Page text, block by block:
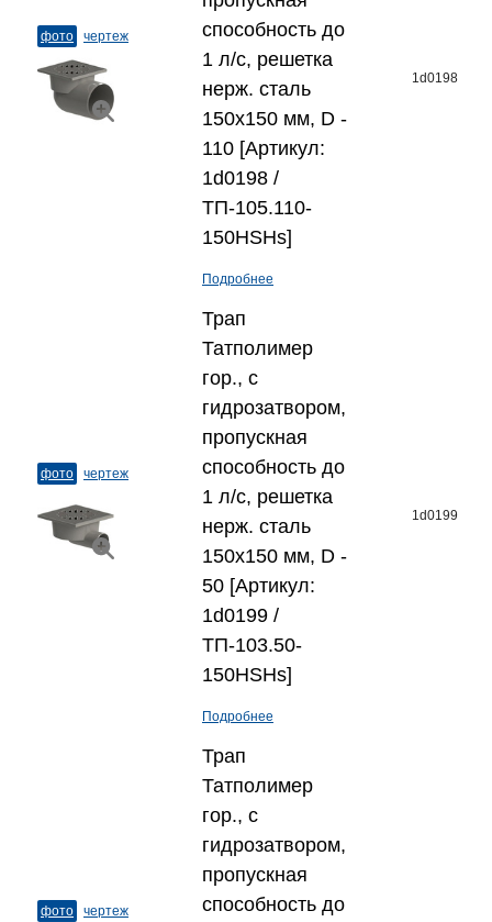
фото чертеж
способность до
1 л/с, решетка
нерж. сталь
150x150 мм, D -
110 [Артикул:
1d0198 /
ТП-105.110-
150HSHs]
Подробнее
1d0198
фото чертеж
Трап
Татполимер
гор., с
гидрозатвором,
пропускная
способность до
1 л/с, решетка
нерж. сталь
150x150 мм, D -
50 [Артикул:
1d0199 /
ТП-103.50-
150HSHs]
Подробнее
1d0199
фото чертеж
Трап
Татполимер
гор., с
гидрозатвором,
пропускная
способность до